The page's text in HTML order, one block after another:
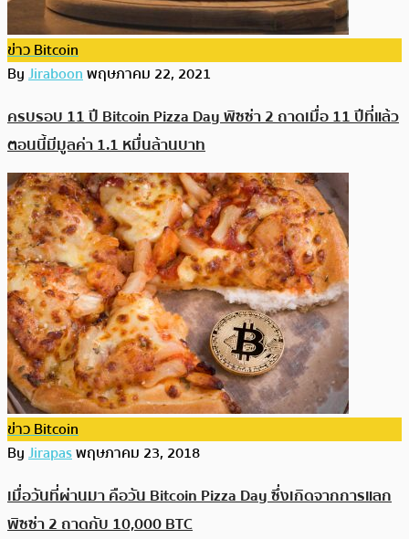
ข่าว Bitcoin
ByJiraboonพฤษภาคม 22, 2021
ครบรอบ 11 ปี Bitcoin Pizza Day พิซซ่า 2 ถาดเมื่อ 11 ปีที่แล้ว
ตอนนี้มีมูลค่า 1.1 หมื่นล้านบาท
ข่าว Bitcoin
ByJirapasพฤษภาคม 23, 2018
เมื่อวันที่ผ่านมา คือวัน Bitcoin Pizza Day ซึ่งเกิดจากการแลก
พิซซ่า 2 ถาดกับ 10,000 BTC